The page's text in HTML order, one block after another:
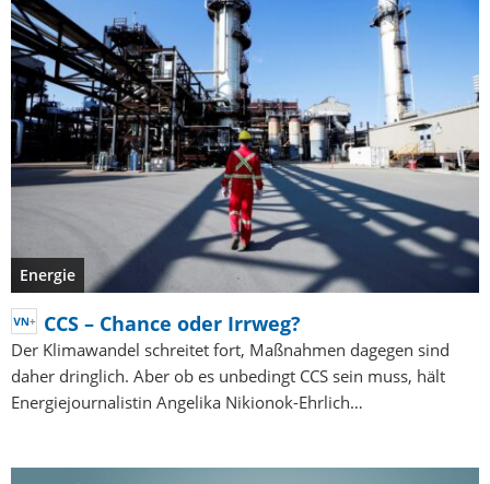
Energie
CCS – Chance oder Irrweg?
Der Klimawandel schreitet fort, Maßnahmen dagegen sind
daher dringlich. Aber ob es unbedingt CCS sein muss, hält
Energiejournalistin Angelika Nikionok-Ehrlich…